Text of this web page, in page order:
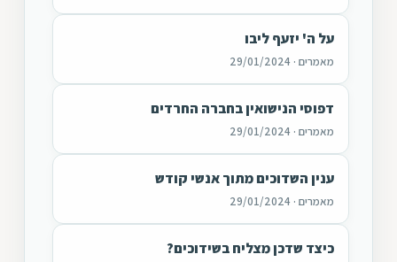
על ה' יזעף ליבו
מאמרים · 29/01/2024
דפוסי הנישואין בחברה החרדים
מאמרים · 29/01/2024
ענין השדוכים מתוך אנשי קודש
מאמרים · 29/01/2024
כיצד שדכן מצליח בשידוכים?